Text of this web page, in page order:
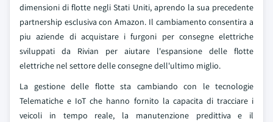
dimensioni di flotte negli Stati Uniti, aprendo la sua precedente
partnership esclusiva con Amazon. Il cambiamento consentira a
piu aziende di acquistare i furgoni per consegne elettriche
sviluppati da Rivian per aiutare l'espansione delle flotte
elettriche nel settore delle consegne dell'ultimo miglio.
La gestione delle flotte sta cambiando con le tecnologie
Telematiche e IoT che hanno fornito la capacita di tracciare i
veicoli in tempo reale, la manutenzione predittiva e il